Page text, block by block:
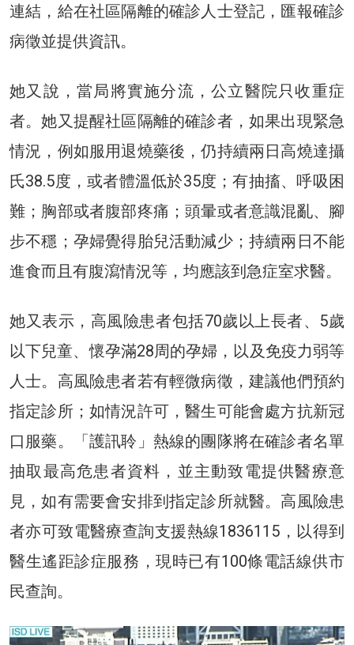
連結，給在社區隔離的確診人士登記，匯報確診
病徵並提供資訊。
她又說，當局將實施分流，公立醫院只收重症
者。她又提醒社區隔離的確診者，如果出現緊急
情況，例如服用退燒藥後，仍持續兩日高燒達攝
氏38.5度，或者體溫低於35度；有抽搐、呼吸困
難；胸部或者腹部疼痛；頭暈或者意識混亂、腳
步不穩；孕婦覺得胎兒活動減少；持續兩日不能
進食而且有腹瀉情況等，均應該到急症室求醫。
她又表示，高風險患者包括70歲以上長者、5歲
以下兒童、懷孕滿28周的孕婦，以及免疫力弱等
人士。高風險患者若有輕微病徵，建議他們預約
指定診所；如情況許可，醫生可能會處方抗新冠
口服藥。「護訊聆」熱線的團隊將在確診者名單
抽取最高危患者資料，並主動致電提供醫療意
見，如有需要會安排到指定診所就醫。高風險患
者亦可致電醫療查詢支援熱線1836115，以得到
醫生遙距診症服務，現時已有100條電話線供市
民查詢。